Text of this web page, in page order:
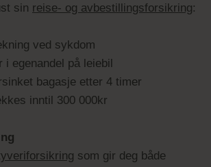
sin reise- og avbestillingsforsikring:
ved sykdom
egenandel på leiebil
bagasje etter 4 timer
inntil 300 000kr
som gir deg både